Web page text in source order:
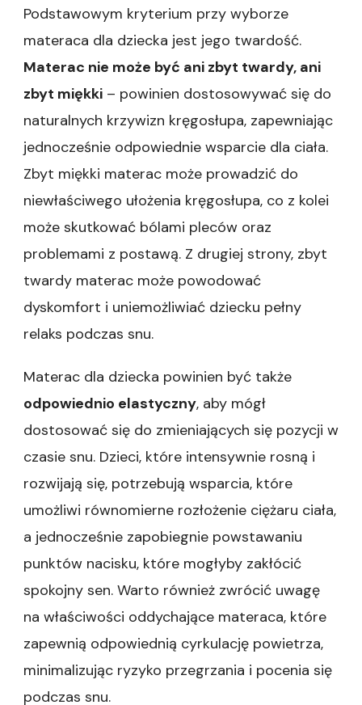
Podstawowym kryterium przy wyborze
materaca dla dziecka jest jego twardość.
Materac nie może być ani zbyt twardy, ani
zbyt miękki – powinien dostosowywać się do
naturalnych krzywizn kręgosłupa, zapewniając
jednocześnie odpowiednie wsparcie dla ciała.
Zbyt miękki materac może prowadzić do
niewłaściwego ułożenia kręgosłupa, co z kolei
może skutkować bólami pleców oraz
problemami z postawą. Z drugiej strony, zbyt
twardy materac może powodować
dyskomfort i uniemożliwiać dziecku pełny
relaks podczas snu.
Materac dla dziecka powinien być także
odpowiednio elastyczny, aby mógł
dostosować się do zmieniających się pozycji w
czasie snu. Dzieci, które intensywnie rosną i
rozwijają się, potrzebują wsparcia, które
umożliwi równomierne rozłożenie ciężaru ciała,
a jednocześnie zapobiegnie powstawaniu
punktów nacisku, które mogłyby zakłócić
spokojny sen. Warto również zwrócić uwagę
na właściwości oddychające materaca, które
zapewnią odpowiednią cyrkulację powietrza,
minimalizując ryzyko przegrzania i pocenia się
podczas snu.